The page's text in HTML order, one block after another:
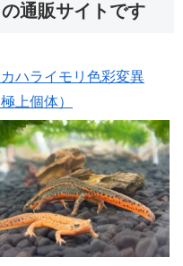
通販サイトです
ハライモリ色彩変異
極上個体）